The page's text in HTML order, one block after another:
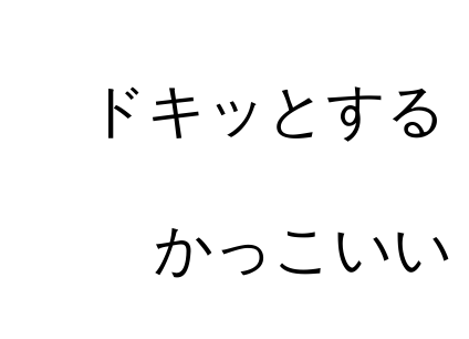
ドキッとする
かっこいい